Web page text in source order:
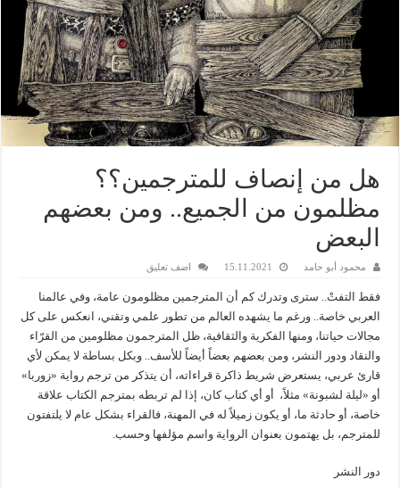
هل من إنصاف للمترجمين؟؟
مظلمون من الجميع.. ومن بعضهم
البعض
محمود أبو حامد 15.11.2021 اضف تعليق
فقط التفتْ.. سترى وتدرك كم أن المترجمين مظلومون عامة، وفي عالمنا
العربي خاصة.. ورغم ما يشهده العالم من تطور علمي وتقني، انعكس على كل
مجالات حياتنا، ومنها الفكرية والثقافية، ظل المترجمون مظلومين من القرّاء
والنقاد ودور النشر، ومن بعضهم بعضاً أيضاً للأسف.. وبكل بساطة لا يمكن لأي
قارئ عربي، يستعرض شريط ذاكرة قراءاته، أن يتذكر من ترجم رواية «زوربا»
أو «ليلة لشبونة» مثلاً، أو أي كتاب كان، إذا لم تربطه بمترجم الكتاب علاقة
خاصة، أو حادثة ما، أو يكون زميلاً له في المهنة، فالقراء بشكل عام لا يلتفتون
للمترجم، بل يهتمون بعنوان الرواية واسم مؤلفها وحسب.
دور النشر